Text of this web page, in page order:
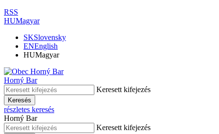
RSS
HUMagyar
SKSlovensky
ENEnglish
HUMagyar
Horný Bar
Keresett kifejezés
Keresés
részletes keresés
Horný Bar
Keresett kifejezés